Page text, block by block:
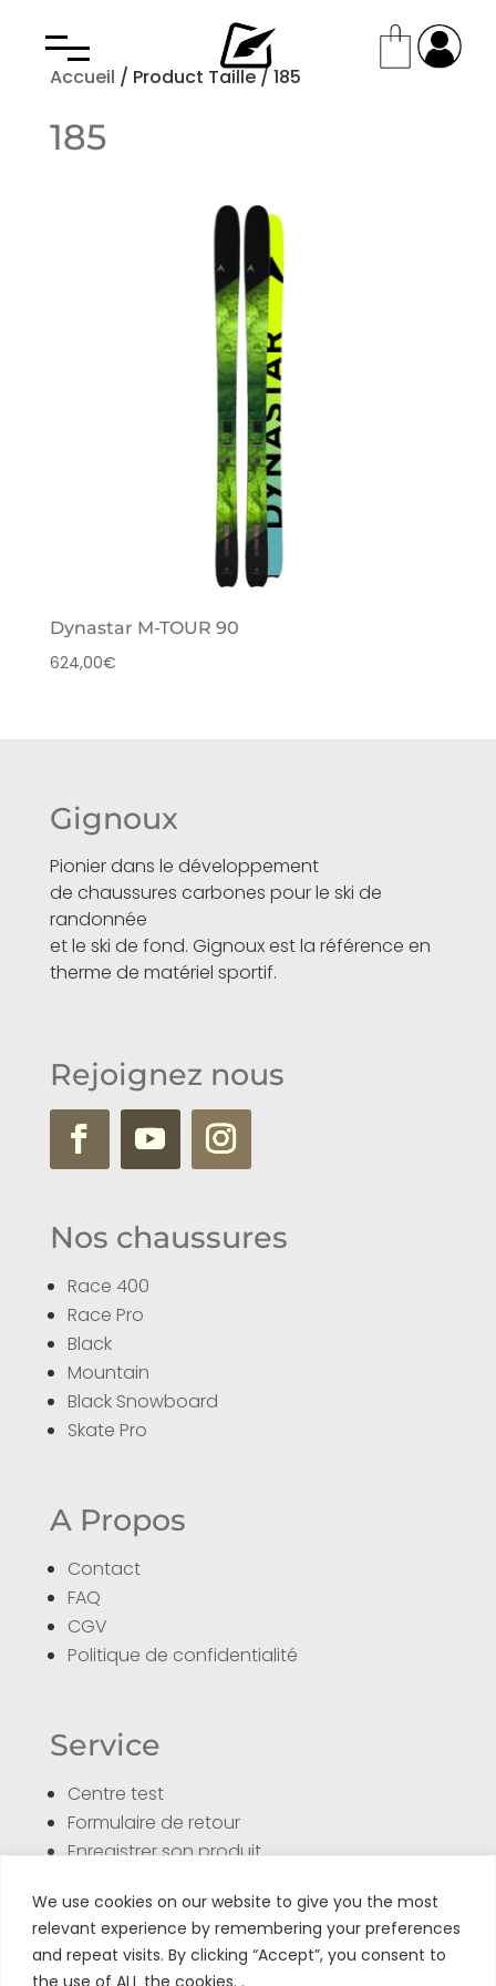
We use cookies on our website to give you the most
relevant experience by remembering your preferences
and repeat visits. By clicking “Accept”, you consent to
the use of ALL the cookies. .
Accueil / Product Taille / 185
185
Dynastar M-TOUR 90
624,00€
Gignoux
Pionier dans le développement
de chaussures carbones pour le ski de
randonnée
et le ski de fond. Gignoux est la référence en
therme de matériel sportif.
Rejoignez nous
Nos chaussures
Race 400
Race Pro
Black
Mountain
Black Snowboard
Skate Pro
A Propos
Contact
FAQ
CGV
Politique de confidentialité
Service
Centre test
Formulaire de retour
Enregistrer son produit